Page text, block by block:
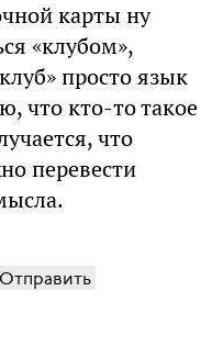
карты ну
«клубом»,
просто язык
что кто-то такое
что
перевести
Отправить